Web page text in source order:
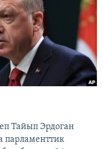
Тайып Эрдоган
парламенттик